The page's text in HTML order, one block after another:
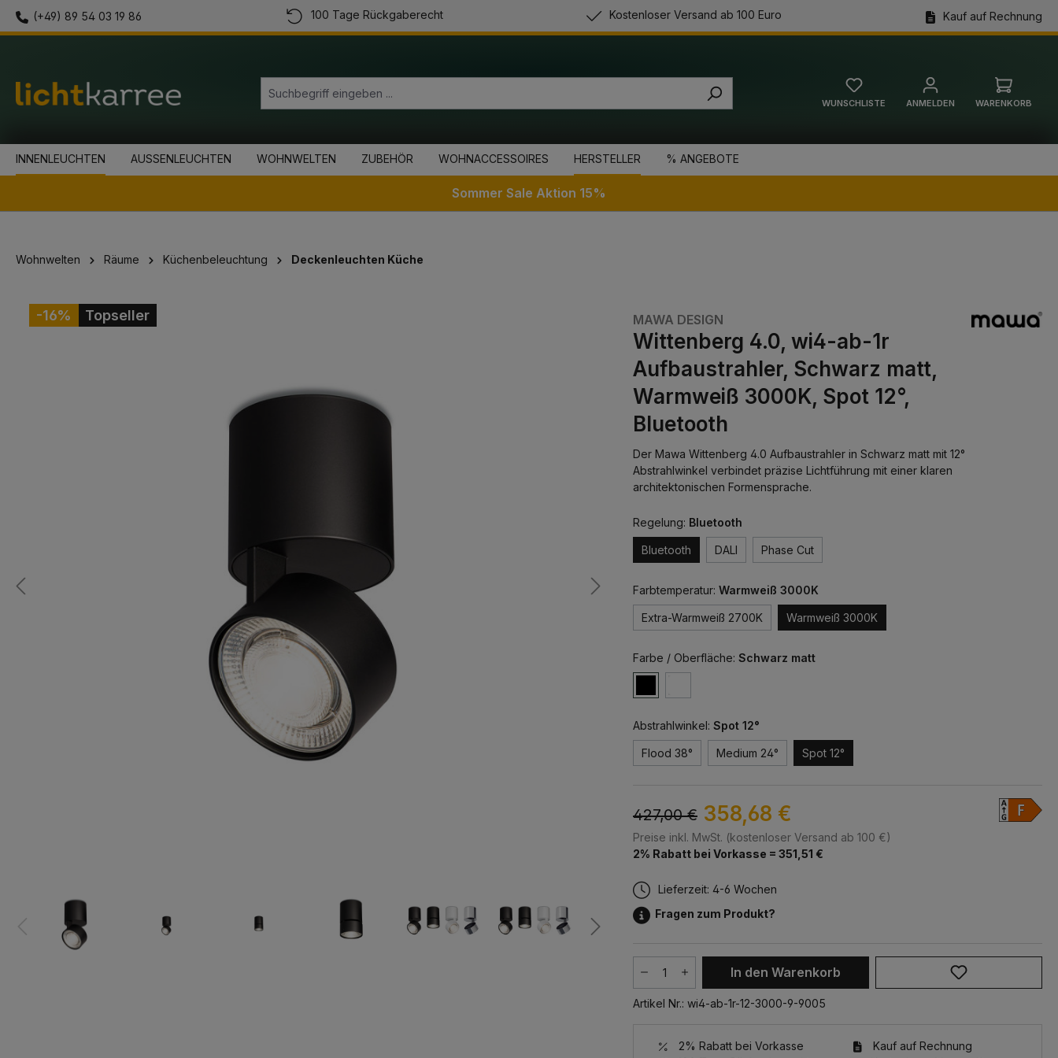
Zur Hauptnavigation springen
(+49) 89 54 03 19 86 100 Tage Rückgaberecht Kostenloser Versand ab 100 Euro Kauf auf Rechnung
WUNSCHLISTE ANMELDEN WARENKORB
INNENLEUCHTEN
AUSSENLEUCHTEN WOHNWELTEN ZUBEHÖR WOHNACCESSOIRES HERSTELLER % ANGEBOTE
Sommer Sale Aktion 15%
Wohnwelten Räume Küchenbeleuchtung Deckenleuchten Küche
Bildergalerie überspringen
-16% Topseller MAWA DESIGN
Wittenberg 4.0, wi4-ab-1r
Aufbaustrahler, Schwarz matt,
Warmweiß 3000K, Spot 12°,
Bluetooth
Der Mawa Wittenberg 4.0 Aufbaustrahler in Schwarz matt mit 12°
Abstrahlwinkel verbindet präzise Lichtführung mit einer klaren
architektonischen Formensprache.
Regelung: Bluetooth
Bluetooth DALI Phase Cut
Farbtemperatur: Warmweiß 3000K
Extra-Warmweiß 2700K Warmweiß 3000K
Farbe / Oberfläche: Schwarz matt
Abstrahlwinkel: Spot 12°
Flood 38° Medium 24° Spot 12°
427,00 € 358,68 €
Preise inkl. MwSt. (kostenloser Versand ab 100 €)
2% Rabatt bei Vorkasse = 351,51 €
Lieferzeit: 4-6 Wochen
Fragen zum Produkt?
Produkt Anzahl: Gib den gewünschten Wert
In den Warenkorb
Artikel Nr.: wi4-ab-1r-12-3000-9-9005
2% Rabatt bei Vorkasse
Kauf auf Rechnung